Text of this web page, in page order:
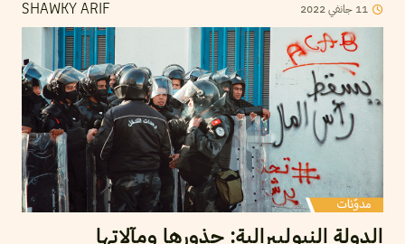
SHAWKY ARIF 11 جانفي2022
الدولة النيوليبرالية: جذورها ومآلاتها